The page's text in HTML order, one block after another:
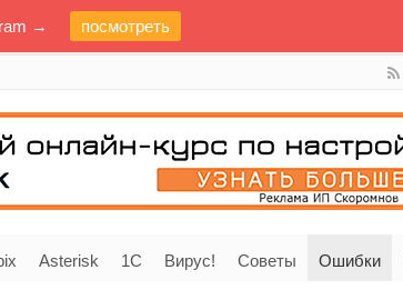
Asterisk 1C Вирус! Советы Ошибки
→ посмотреть